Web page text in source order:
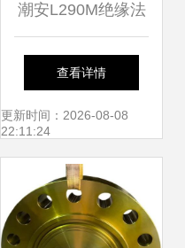
潮安L290M绝缘法
兰疑难解答全攻略
查看详情
更新时间：2026-08-08
22:11:24